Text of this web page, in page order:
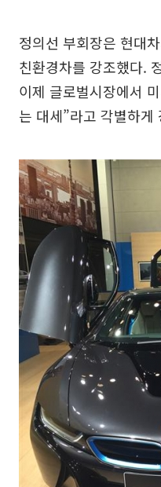
정의선 부회장은 현대
친환경차를 강조했다.
이제 글로벌시장에서
는 대세”라고 각별하게